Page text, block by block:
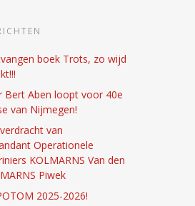
boek Trots, zo wijd
Bert Aben loopt voor 40e
van Nijmegen!
van
Operationele
KOLMARNS Van den
Piwek
2025-2026!